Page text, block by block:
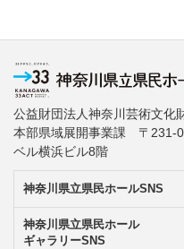
公益財団法人神奈川芸術文化
本部県域展開事業課 〒231-
ベル横浜ビル8階
神奈川県立県民ホールSNS
神奈川県立県民ホール
ギャラリーSNS